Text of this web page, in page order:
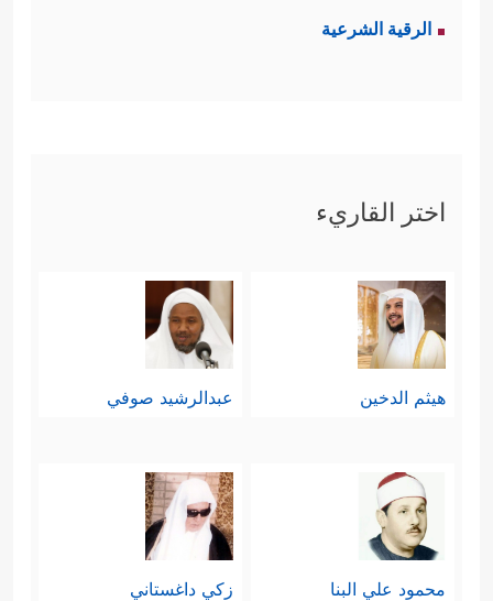
الرقية الشرعية
اختر القاريء
هيثم الدخين عبدالرشيد صوفي
محمود علي البنا زكي داغستاني